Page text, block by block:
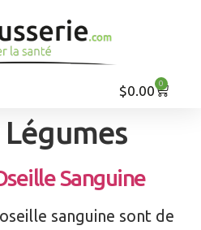
$0.00 0
Légumes
Sanguine
sanguine sont de